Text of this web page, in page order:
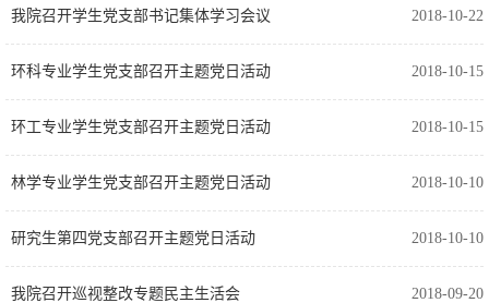
2018-10-22
我院召开学生党支部书记集体学习会议
2018-10-15
环科专业学生党支部召开主题党日活动
2018-10-15
环工专业学生党支部召开主题党日活动
2018-10-10
林学专业学生党支部召开主题党日活动
2018-10-10
研究生第四党支部召开主题党日活动
2018-09-20
我院召开巡视整改专题民主生活会